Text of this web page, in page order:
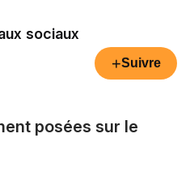
sociaux
+Suivre
posées sur le